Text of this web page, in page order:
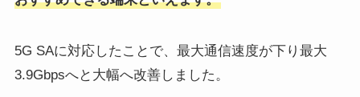
5G SAに対応したことで、最大通信速度が下り最大
3.9Gbpsへと大幅へ改善しました。